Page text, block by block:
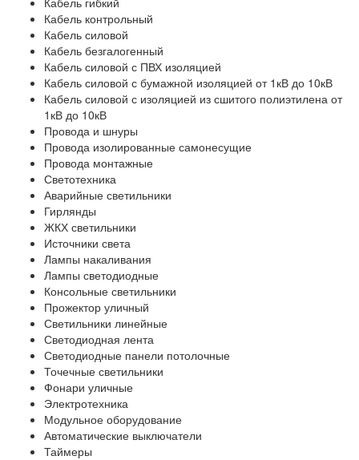
Кабель контрольный
Кабель силовой
Кабель безгалогенный
Кабель силовой с ПВХ изоляцией
Кабель силовой с бумажной изоляцией от 1кВ до 10кВ
Кабель силовой с изоляцией из сшитого полиэтилена от
1кВ до 10кВ
Провода и шнуры
Провода изолированные самонесущие
Провода монтажные
Светотехника
Аварийные светильники
Гирлянды
ЖКХ светильники
Источники света
Лампы накаливания
Лампы светодиодные
Консольные светильники
Прожектор уличный
Светильники линейные
Светодиодная лента
Светодиодные панели потолочные
Точечные светильники
Фонари уличные
Электротехника
Модульное оборудование
Автоматические выключатели
Таймеры